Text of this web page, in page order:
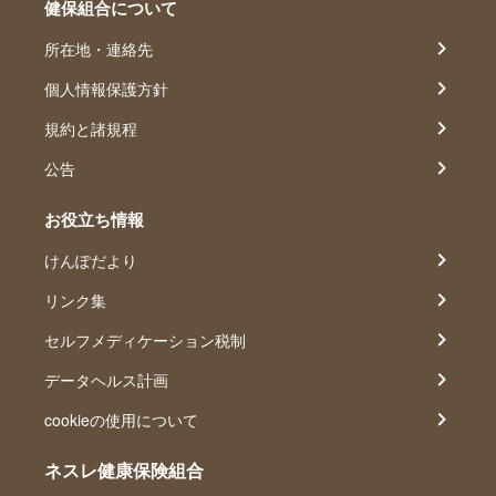
健保組合について
所在地・連絡先
個人情報保護方針
規約と諸規程
公告
お役立ち情報
けんぽだより
リンク集
セルフメディケーション税制
データヘルス計画
cookieの使用について
ネスレ健康保険組合